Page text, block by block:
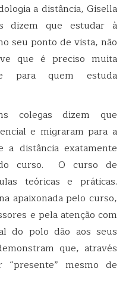
a distância, Gisella
dizem que estudar à
seu ponto de vista, não
que é preciso muita
para quem estuda
colegas dizem que
e migraram para a
a distância exatamente
curso. O curso de
teóricas e práticas.
apaixonada pelo curso,
e pela atenção com
do polo dão aos seus
que, através
mesmo de